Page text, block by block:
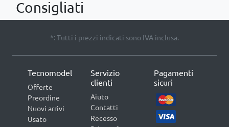
Consigliati
*: Tutti i prezzi indicati sono IVA inclusa.
Tecnomodel
Offerte
Preordine
Nuovi arrivi
Usato
Servizio
clienti
Aiuto
Contatti
Recesso
Pagamenti
sicuri